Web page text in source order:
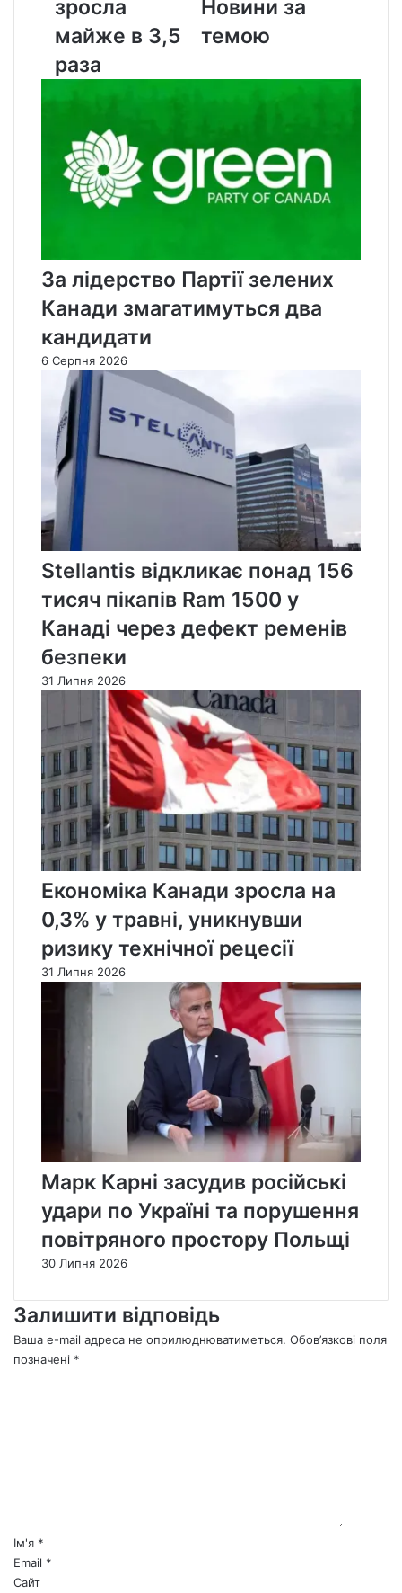
в
раза
зросла
майже в 3,5
раза
Новини за
темою
За лідерство Партії зелених
Канади змагатимуться два
кандидати
6 Серпня 2026
Stellantis відкликає понад 156
тисяч пікапів Ram 1500 у
Канаді через дефект ременів
безпеки
31 Липня 2026
Економіка Канади зросла на
0,3% у травні, уникнувши
ризику технічної рецесії
31 Липня 2026
Марк Карні засудив російські
удари по Україні та порушення
повітряного простору Польщі
30 Липня 2026
Залишити відповідь
Ваша e-mail адреса не оприлюднюватиметься. Обов’язкові поля
позначені *
*Ім'я *
Email *
Сайт